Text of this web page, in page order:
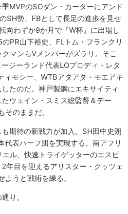
MVPのSOダン・カーターにアンド
SH勢、FBとして長足の進歩を見せ
向わずか9か月で『W杯』に出場し
PR山下裕史、FLトム・フランクリ
マンらVメンバーがズラリ。そこ
ジーランド代表LOブロディ・レタ
ィモシー、WTBアタアタ・モエアキ
たのだ。神戸製鋼にエキサイティ
ウェイン・スミス総監督＆デー
のままだ。
期待の新戦力が加入。SH田中史朗
代表ハーフ団を実現する。南アフリ
ル、快速トライゲッターのエスピ
年目を迎えるアリスター・クッツェ
うと戦術を練る。
り。